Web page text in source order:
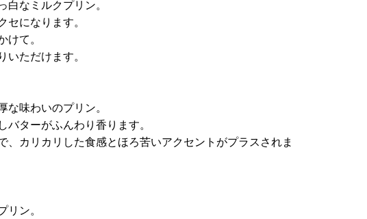
白なミルクプリン。
セになります。
て。
ただけます。
味わいのプリン。
ターがふんわり香ります。
、カリカリした食感とほろ苦いアクセントがプラスされま
ン。